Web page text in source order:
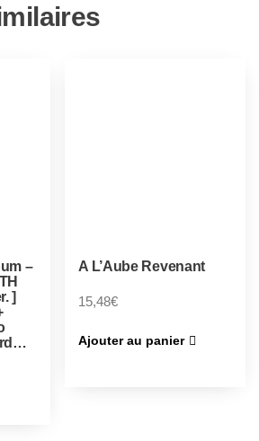
–
]
A L’Aube Revenant
15,48€
Ajouter au panier